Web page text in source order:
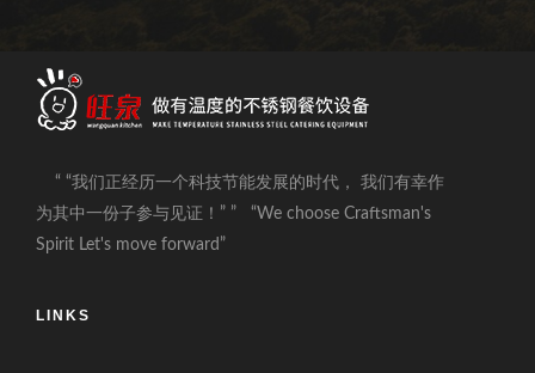
“ “我们正经历一个科技节能发展的时代， 我们有幸作
为其中一份子参与见证！” ” “We choose Craftsman's
Spirit Let's move forward”
LINKS